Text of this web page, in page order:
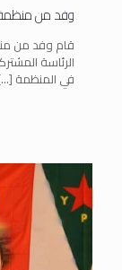
وفد من منظمة
قام وفد من
الرئاسة
في المنظمة